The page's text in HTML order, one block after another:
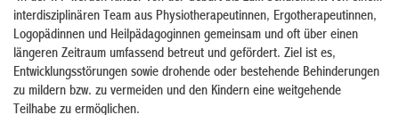
interdisziplinären Team aus Physiotherapeutinnen, Ergotherapeutinnen,
Logopädinnen und Heilpädagoginnen gemeinsam und oft über einen
längeren Zeitraum umfassend betreut und gefördert. Ziel ist es,
Entwicklungsstörungen sowie drohende oder bestehende Behinderungen
zu mildern bzw. zu vermeiden und den Kindern eine weitgehende
Teilhabe zu ermöglichen.